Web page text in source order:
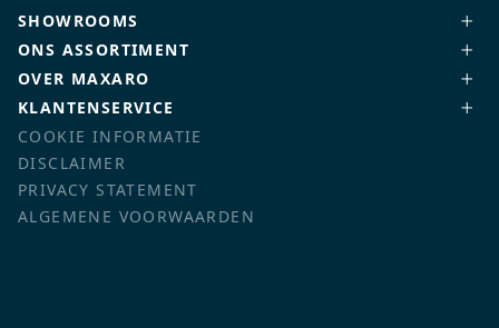
SHOWROOMS
ONS ASSORTIMENT
OVER MAXARO
KLANTENSERVICE
COOKIE INFORMATIE
DISCLAIMER
PRIVACY STATEMENT
ALGEMENE VOORWAARDEN